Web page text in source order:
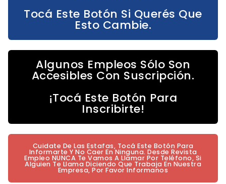
Tocá Este Botón Si Querés Que
Esto Cambie.
Algunos Empleos Sólo Son
Accesibles Con Suscripción.
¡Tocá Este Botón Para
Inscribirte!
Cuidate De Las Estafas, Tocá Este Botón Para
Informarte Y No Caer En Ninguna. Desde Revista
Empleo NUNCA Te Vamos A Llamar Por Teléfono, Si
Alguien Te Llama Diciendo Que Trabaja En Nuestra
Empresa, Por Favor Informanos